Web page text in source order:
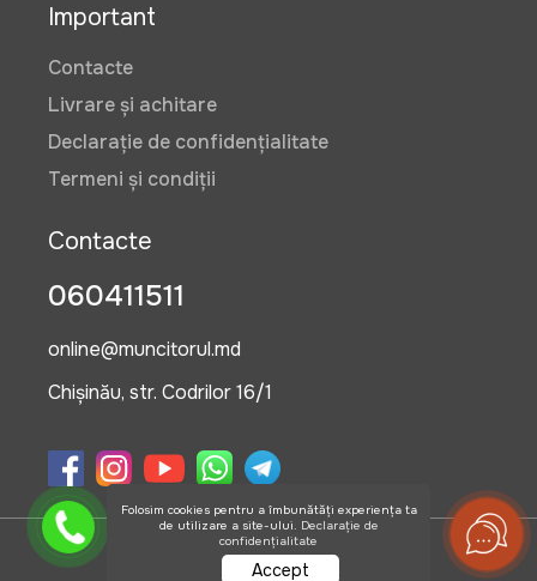
Important
Contacte
Livrare și achitare
Declarație de confidențialitate
Termeni și condiții
Contacte
060411511
online@muncitorul.md
Chișinău, str. Codrilor 16/1
©2026 OlisGrup SRL
Folosim cookies pentru a îmbunătăți experiența ta
de utilizare a site-ului. Declarație de
confidențialitate
Accept